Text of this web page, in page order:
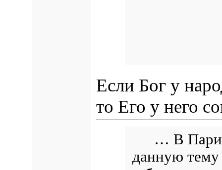
Если Бог у
то Его у него
… В
данную